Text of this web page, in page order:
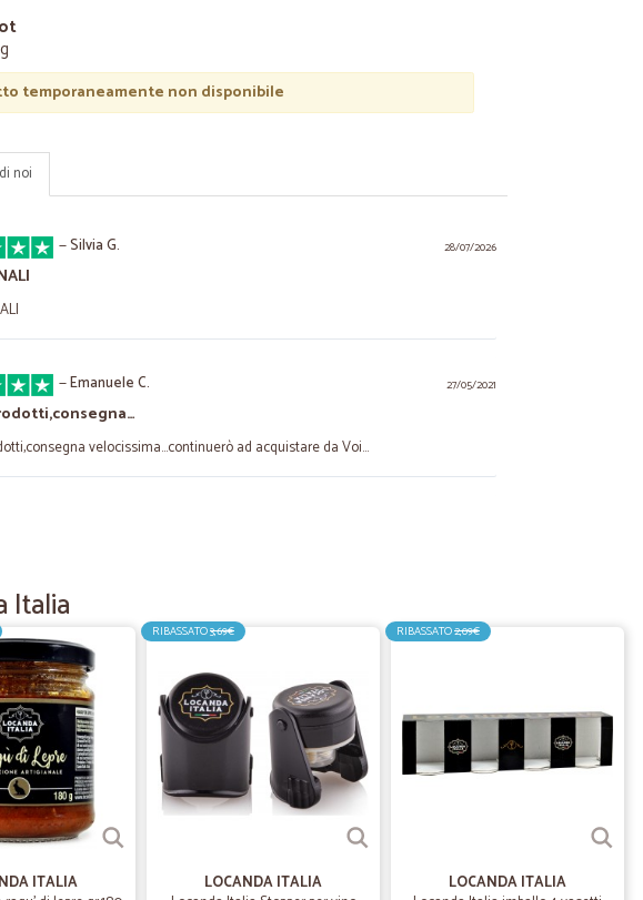
temporaneamente non disponibile
noi
28/07/2026
—Silvia G.
27/05/2021
—Emanuele C.
velocissima...continuerò ad acquistare da Voi...
—Manuela L.
super rapida!!!!!Ho acquistato degli ammorbidenti che non si trovano nei
Profumazioni pazzesche.Grazie
—Earl H.
Italia
ITALIA
RIBASSATO3,69€
LOCANDA ITALIA
RIBASSATO2,09€
LOCANDA ITALIA